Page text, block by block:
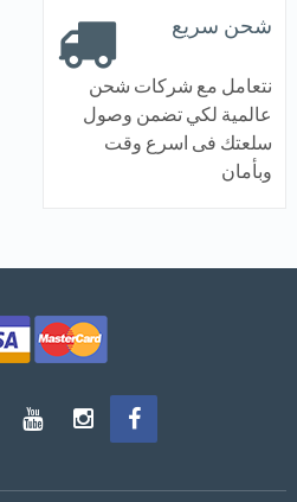
شحن سريع
نتعامل مع شركات شحن
عالمية لكي تضمن وصول
سلعتك فى اسرع وقت
وبأمان